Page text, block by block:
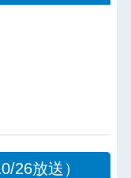
26放送）